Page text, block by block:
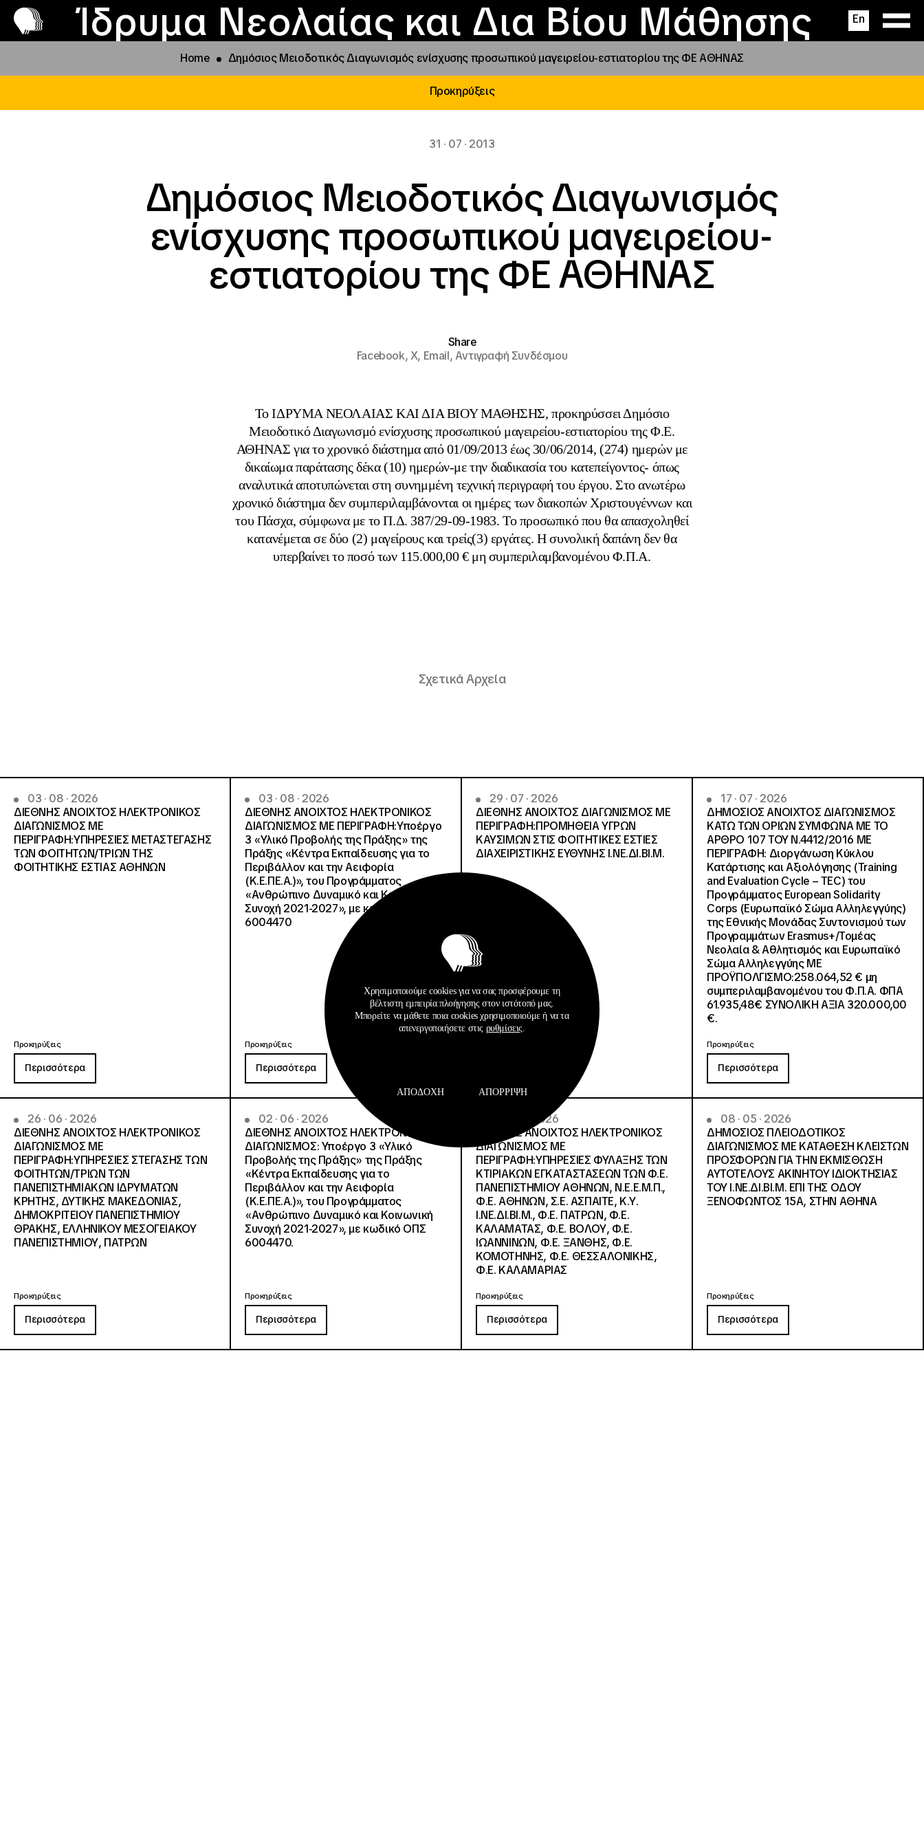
Ίδρυμα Νεολαίας και Δια Βίου Μάθησης En
Το ΙΝΕΔΙΒΙΜ
Προγράμματα και δράσεις
Φοιτητικές Εστίες
Παραχώρηση αιγίδας
Νέα
Επικοινωνία
Home Δημόσιος Μειοδοτικός Διαγωνισμός ενίσχυσης προσωπικού μαγειρείου-εστιατορίου της ΦΕ ΑΘΗΝΑΣ
Προκηρύξεις
31 · 07 · 2013
Δημόσιος Μειοδοτικός Διαγωνισμός
ενίσχυσης προσωπικού μαγειρείου-
εστιατορίου της ΦΕ ΑΘΗΝΑΣ
Share
Facebook,X, Email,Αντιγραφή Συνδέσμου
Το ΙΔΡΥΜΑ ΝΕΟΛΑΙΑΣ ΚΑΙ ΔΙΑ ΒΙΟΥ ΜΑΘΗΣΗΣ, προκηρύσσει Δημόσιο
Μειοδοτικό Διαγωνισμό ενίσχυσης προσωπικού μαγειρείου-εστιατορίου της Φ.Ε.
ΑΘΗΝΑΣ για το χρονικό διάστημα από 01/09/2013 έως 30/06/2014, (274) ημερών με
δικαίωμα παράτασης δέκα (10) ημερών-με την διαδικασία του κατεπείγοντος- όπως
αναλυτικά αποτυπώνεται στη συνημμένη τεχνική περιγραφή του έργου. Στο ανωτέρω
χρονικό διάστημα δεν συμπεριλαμβάνονται οι ημέρες των διακοπών Χριστουγέννων και
του Πάσχα, σύμφωνα με το Π.Δ. 387/29-09-1983. Το προσωπικό που θα απασχοληθεί
κατανέμεται σε δύο (2) μαγείρους και τρείς(3) εργάτες. Η συνολική δαπάνη δεν θα
υπερβαίνει το ποσό των 115.000,00 € μη συμπεριλαμβανομένου Φ.Π.Α.
Σχετικά Αρχεία
03 · 08 · 2026
ΔΙΕΘΝΗΣ ΑΝΟΙΧΤΟΣ ΗΛΕΚΤΡΟΝΙΚΟΣ
ΔΙΑΓΩΝΙΣΜΟΣ ΜΕ
ΠΕΡΙΓΡΑΦΗ:ΥΠΗΡΕΣΙΕΣ METAΣΤΕΓΑΣΗΣ
ΤΩΝ ΦΟΙΤΗΤΩΝ/ΤΡΙΩΝ ΤΗΣ
ΦΟΙΤΗΤΙΚΗΣ ΕΣΤΙΑΣ ΑΘΗΝΩΝ
Προκηρύξεις
Περισσότερα
03 · 08 · 2026
ΔΙΕΘΝΗΣ ΑΝΟΙΧΤΟΣ ΗΛΕΚΤΡΟΝΙΚΟΣ
ΔΙΑΓΩΝΙΣΜΟΣ ΜΕ ΠΕΡΙΓΡΑΦΗ:Υποέργο
3 «Υλικό Προβολής της Πράξης» της
Πράξης «Κέντρα Εκπαίδευσης για το
Περιβάλλον και την Αειφορία
(Κ.Ε.ΠΕ.Α.)», του Προγράμματος
«Ανθρώπινο Δυναμικό και Κοινωνική
Συνοχή 2021-2027», με κωδικό ΟΠΣ
6004470
Προκηρύξεις
Περισσότερα
29 · 07 · 2026
ΔΙΕΘΝΗΣ ΑΝΟΙΧΤΟΣ ΔΙΑΓΩΝΙΣΜΟΣ ΜΕ
ΠΕΡΙΓΡΑΦΗ:ΠΡΟΜΗΘΕΙΑ ΥΓΡΩΝ
ΚΑΥΣΙΜΩΝ ΣΤΙΣ ΦΟΙΤΗΤΙΚΕΣ ΕΣΤΙΕΣ
ΔΙΑΧΕΙΡΙΣΤΙΚΗΣ ΕΥΘΥΝΗΣ Ι.ΝΕ.ΔΙ.ΒΙ.Μ.
17 · 07 · 2026
ΔΗΜΟΣΙΟΣ ΑΝΟΙΧΤΟΣ ΔΙΑΓΩΝΙΣΜΟΣ
ΚΑΤΩ ΤΩΝ ΟΡΙΩΝ ΣΥΜΦΩΝΑ ΜΕ ΤΟ
ΑΡΘΡΟ 107 ΤΟΥ Ν.4412/2016 ΜΕ
ΠΕΡΙΓΡΑΦΗ: Διοργάνωση Κύκλου
Κατάρτισης και Αξιολόγησης (Training
and Evaluation Cycle – TEC) του
Προγράμματος European Solidarity
Corps (Ευρωπαϊκό Σώμα Αλληλεγγύης)
της Εθνικής Μονάδας Συντονισμού των
Προγραμμάτων Erasmus+/Τομέας
Νεολαία & Αθλητισμός και Ευρωπαϊκό
Σώμα Αλληλεγγύης ΜΕ
ΠΡΟΫΠΟΛΓΙΣΜΟ:258.064,52 € μη
συμπεριλαμβανομένου του Φ.Π.Α. ΦΠΑ
61.935,48€ ΣΥΝΟΛΙΚΗ ΑΞΙΑ 320.000,00
€.
Προκηρύξεις
Περισσότερα
26 · 06 · 2026
ΔΙΕΘΝΗΣ ΑΝΟΙΧΤΟΣ ΗΛΕΚΤΡΟΝΙΚΟΣ
ΔΙΑΓΩΝΙΣΜΟΣ ΜΕ
ΠΕΡΙΓΡΑΦΗ:ΥΠΗΡΕΣΙΕΣ ΣΤΕΓΑΣΗΣ ΤΩΝ
ΦΟΙΤΗΤΩΝ/ΤΡΙΩΝ ΤΩΝ
ΠΑΝΕΠΙΣΤΗΜΙΑΚΩΝ ΙΔΡΥΜΑΤΩΝ
KΡΗΤΗΣ, ΔΥΤΙΚΗΣ ΜΑΚΕΔΟΝΙΑΣ,
ΔΗΜΟΚΡΙΤΕΙΟΥ ΠΑΝΕΠΙΣΤΗΜΙΟΥ
ΘΡΑΚΗΣ, ΕΛΛΗΝΙΚΟΥ ΜΕΣΟΓΕΙΑΚΟΥ
ΠΑΝΕΠΙΣΤΗΜΙΟΥ, ΠΑΤΡΩΝ
Προκηρύξεις
Περισσότερα
02 · 06 · 2026
ΔΙΕΘΝΗΣ ΑΝΟΙΧΤΟΣ ΗΛΕΚΤΡΟΝΙΚΟΣ
ΔΙΑΓΩΝΙΣΜΟΣ: Υποέργο 3 «Υλικό
Προβολής της Πράξης» της Πράξης
«Κέντρα Εκπαίδευσης για το
Περιβάλλον και την Αειφορία
(Κ.Ε.ΠΕ.Α.)», του Προγράμματος
«Ανθρώπινο Δυναμικό και Κοινωνική
Συνοχή 2021-2027», με κωδικό ΟΠΣ
6004470.
Προκηρύξεις
Περισσότερα
26 · 05 · 2026
ΔΙΕΘΝΗΣ ΑΝΟΙΧΤΟΣ ΗΛΕΚΤΡΟΝΙΚΟΣ
ΔΙΑΓΩΝΙΣΜΟΣ ΜΕ
ΠΕΡΙΓΡΑΦΗ:ΥΠΗΡΕΣΙΕΣ ΦΥΛΑΞΗΣ ΤΩΝ
ΚΤΙΡΙΑΚΩΝ ΕΓΚΑΤΑΣΤΑΣΕΩΝ ΤΩΝ Φ.Ε.
ΠΑΝΕΠΙΣΤΗΜΙΟΥ ΑΘΗΝΩΝ, Ν.Ε.Ε.Μ.Π.,
Φ.Ε. ΑΘΗΝΩΝ, Σ.Ε. ΑΣΠΑΙΤΕ, Κ.Υ.
Ι.ΝΕ.ΔΙ.ΒΙ.Μ., Φ.Ε. ΠΑΤΡΩΝ, Φ.Ε.
ΚΑΛΑΜΑΤΑΣ, Φ.Ε. ΒΟΛΟΥ, Φ.Ε.
ΙΩΑΝΝΙΝΩΝ, Φ.Ε. ΞΑΝΘΗΣ, Φ.Ε.
ΚΟΜΟΤΗΝΗΣ, Φ.Ε. ΘΕΣΣΑΛΟΝΙΚΗΣ,
Φ.Ε. ΚΑΛΑΜΑΡΙΑΣ
Προκηρύξεις
Περισσότερα
08 · 05 · 2026
ΔΗΜΟΣΙΟΣ ΠΛΕΙΟΔΟΤΙΚΟΣ
ΔΙΑΓΩΝΙΣΜΟΣ ΜΕ ΚΑΤΑΘΕΣΗ ΚΛΕΙΣΤΩΝ
ΠΡΟΣΦΟΡΩΝ ΓΙΑ ΤΗΝ ΕΚΜΙΣΘΩΣΗ
ΑΥΤΟΤΕΛΟΥΣ ΑΚΙΝΗΤΟΥ ΙΔΙΟΚΤΗΣΙΑΣ
ΤΟΥ Ι.ΝΕ.ΔΙ.ΒΙ.Μ. ΕΠΙ ΤΗΣ ΟΔΟΥ
ΞΕΝΟΦΩΝΤΟΣ 15Α, ΣΤΗΝ ΑΘΗΝΑ
Προκηρύξεις
Περισσότερα
Χρησιμοποιούμε cookies για να σας προσφέρουμε τη
βέλτιστη εμπειρία πλοήγησης στον ιστότοπό μας.
Μπορείτε να μάθετε ποια cookies χρησιμοποιούμε ή να τα
απενεργοποιήσετε στις ρυθμίσεις
ΑΠΟΔΟΧΉ ΑΠΌΡΡΙΨΗ